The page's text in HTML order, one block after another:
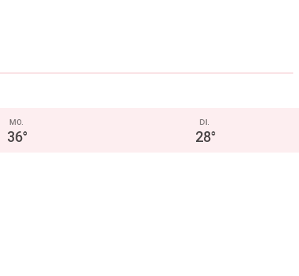
MO.
36°
DI.
28°